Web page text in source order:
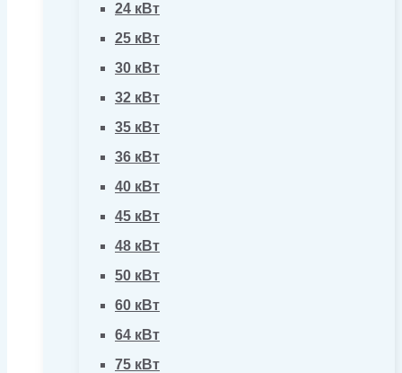
24 кВт
25 кВт
30 кВт
32 кВт
35 кВт
36 кВт
40 кВт
45 кВт
48 кВт
50 кВт
60 кВт
64 кВт
75 кВт